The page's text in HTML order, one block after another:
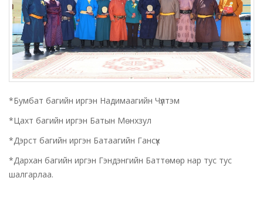
*Бумбат багийн иргэн Надимаагийн Чүлтэм
*Цахт багийн иргэн Батын Мөнхзул
*Дэрст багийн иргэн Батаагийн Гансүх
*Дархан багийн иргэн Гэндэнгийн Баттөмөр нар тус тус
шалгарлаа.